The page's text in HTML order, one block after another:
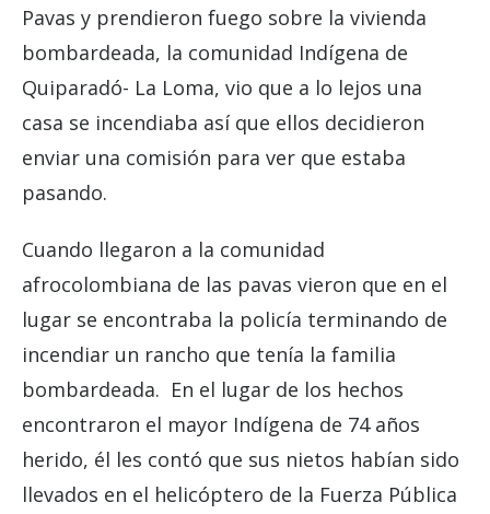
Pavas y prendieron fuego sobre la vivienda
bombardeada, la comunidad Indígena de
Quiparadó- La Loma, vio que a lo lejos una
casa se incendiaba así que ellos decidieron
enviar una comisión para ver que estaba
pasando.
Cuando llegaron a la comunidad
afrocolombiana de las pavas vieron que en el
lugar se encontraba la policía terminando de
incendiar un rancho que tenía la familia
bombardeada. En el lugar de los hechos
encontraron el mayor Indígena de 74 años
herido, él les contó que sus nietos habían sido
llevados en el helicóptero de la Fuerza Pública